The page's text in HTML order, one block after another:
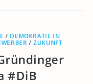
/ DEMOKRATIE IN
/ZUKUNFT
#DiB